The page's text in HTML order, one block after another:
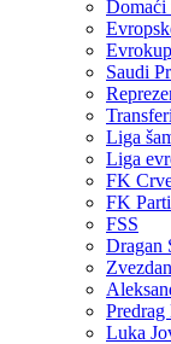
Domaći
Saudi
Transferi
Liga
Liga
FK
FK
FSS
Dragan
Luka